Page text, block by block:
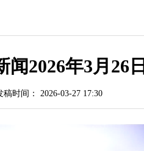
2026年3月26日
稿时间： 2026-03-27 17:30